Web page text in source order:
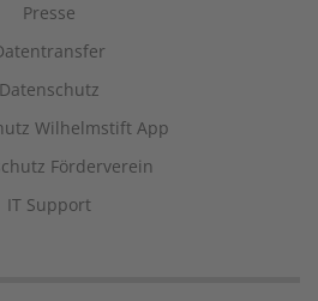
Presse
Datenschutz
Wilhelmstift App
Förderverein
IT Support